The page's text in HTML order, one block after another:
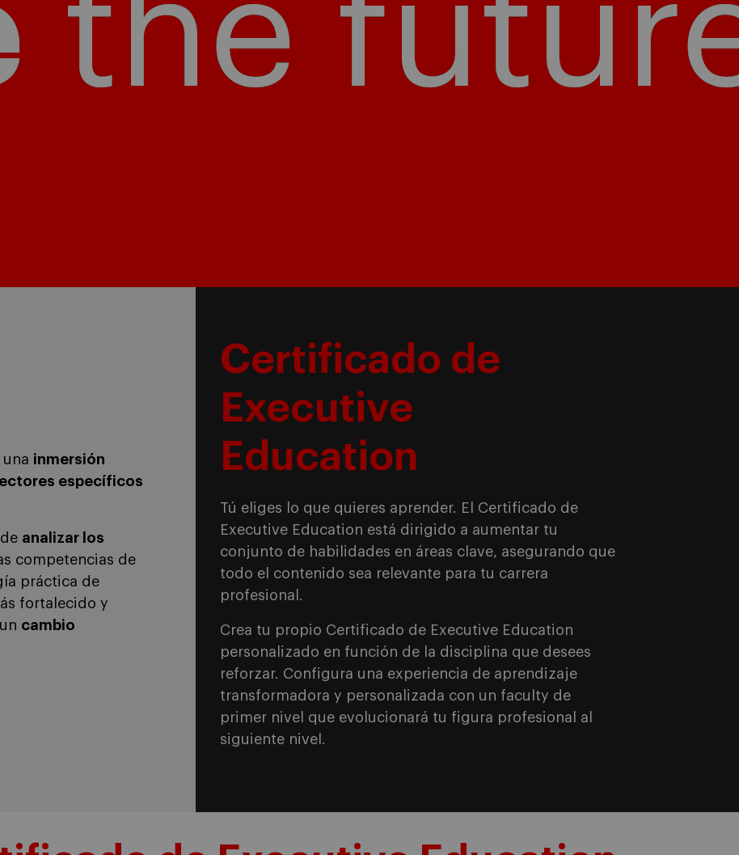
inmersión
específicos
analizar los
competencias de
práctica de
fortalecido y
cambio
Certificado de
Executive
Education
Tú eliges lo que quieres aprender. El Certificado de
Executive Education está dirigido a aumentar tu
conjunto de habilidades en áreas clave, asegurando que
todo el contenido sea relevante para tu carrera
profesional.
Crea tu propio Certificado de Executive Education
personalizado en función de la disciplina que desees
reforzar. Configura una experiencia de aprendizaje
transformadora y personalizada con un faculty de
primer nivel que evolucionará tu figura profesional al
siguiente nivel.